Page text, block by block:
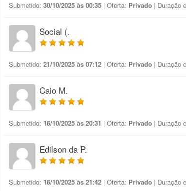
Submetido: 30/10/2025 às 00:35 | Oferta: Privado | Duração
Social (.
Submetido: 21/10/2025 às 07:12 | Oferta: Privado | Duração
Caio M.
Submetido: 16/10/2025 às 20:31 | Oferta: Privado | Duração
Edilson da P.
Submetido: 16/10/2025 às 21:42 | Oferta: Privado | Duração